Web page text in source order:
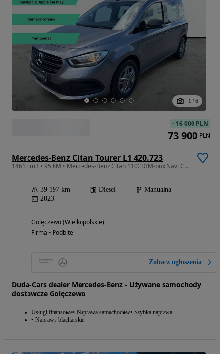
1 / 6
Mercedes-Benz Citan Tourer L1 420.723
1461 cm3 • 95 KM • Mercedes-Benz Citan 110CDIM-bux Navi Cena BruttoSalon Polska Duda Cars
39 197 km Diesel
Manualna
2023
Golęczewo (Wielkopolskie)
Firma • Podbite
Zobacz ogłoszenia
Duda-Cars dealer Mercedes-Benz - Używane samochody
dostawcze Golęczewo
Usługi finansowe Naprawa samochodów Szybka naprawa
Naprawy blacharskie
- 16 000 PLN
73 900 PLN